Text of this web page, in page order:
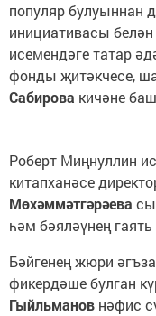
популяр булуыннан
инициативасы
исемендәге татар
фонды җитәкчесе,
Сабирова кичәне
Роберт Миңнуллин
китапханәсе
Мөхәммәтгәрәева
һәм бәяләүнең
Бәйгенең жюри
фикердәше булган
Гыйльманов нәфис